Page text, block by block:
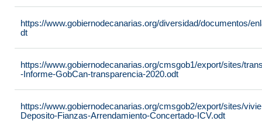
https://www.gobiernodecanarias.org/diversidad/documentos/
dt
https://www.gobiernodecanarias.org/cmsgob1/export/sites/
-Informe-GobCan-transparencia-2020.odt
https://www.gobiernodecanarias.org/cmsgob2/export/sites/
Deposito-Fianzas-Arrendamiento-Concertado-ICV.odt